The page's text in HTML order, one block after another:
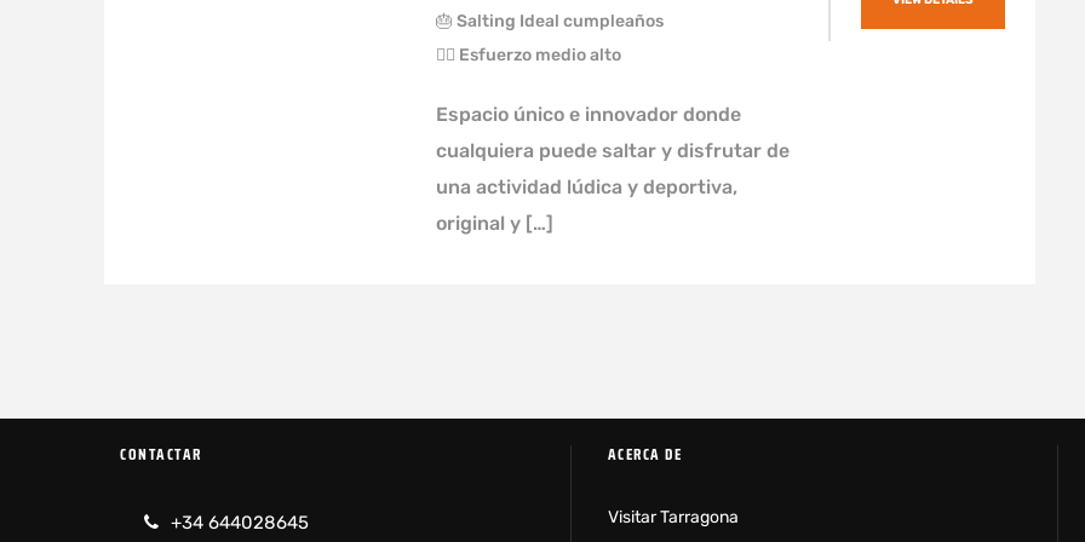
🎂 Salting Ideal cumpleaños
🏋️‍♀️ Esfuerzo medio alto
Espacio único e innovador donde
cualquiera puede saltar y disfrutar de
una actividad lúdica y deportiva,
original y […]
CONTACTAR
+34 644028645
ACERCA DE
Visitar Tarragona